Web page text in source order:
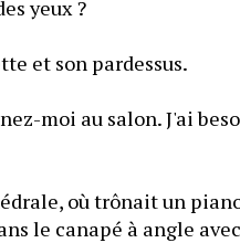
yeux ?
et son pardessus.
au salon. J'ai
où trônait un
le canapé à angle